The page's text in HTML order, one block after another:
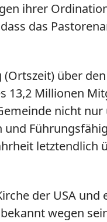
ihrer
das
über
13,2 Millionen
nicht
und
letztendlich
der USA und
wegen